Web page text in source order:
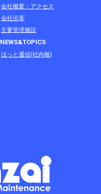
会社概要・アクセス
会社沿革
主要管理施設
NEWS&TOPICS
ほっと通信(社内報)